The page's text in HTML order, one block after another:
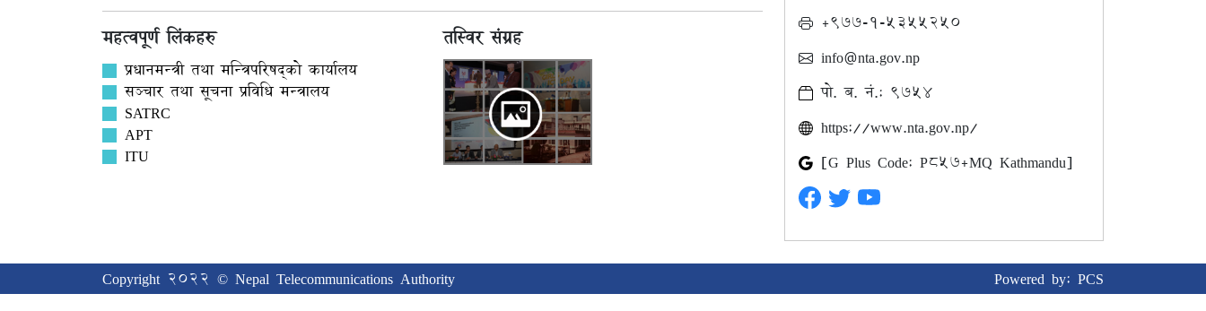
महत्वपूर्ण लिंकहरु
प्रधानमन्त्री तथा मन्त्रिपरिषद्को कार्यालय
सञ्‍चार तथा सूचना प्रविधि मन्त्रालय
SATRC
APT
ITU
तस्विर संग्रह
+९७७-१-५३५५२५०
info@nta.gov.np
पो. ब. नं.: ९७५४
https://www.nta.gov.np/
[G Plus Code: P857+MQ Kathmandu]
Copyright 2022 © Nepal Telecommunications Authority Powered by: PCS